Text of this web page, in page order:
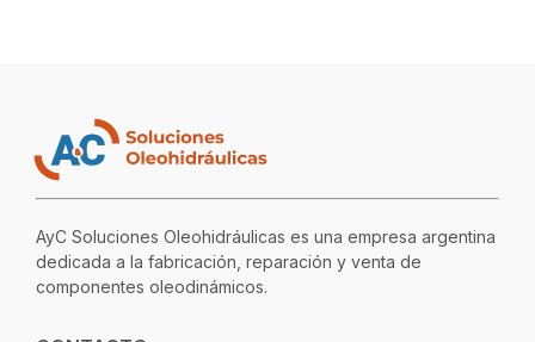
AyC Soluciones Oleohidráulicas es una empresa argentina
dedicada a la fabricación, reparación y venta de
componentes oleodinámicos.